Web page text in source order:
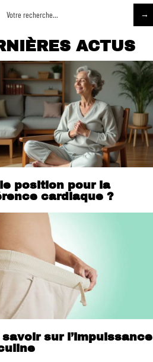
ACTUS
position pour la
cardiaque ?
sur l’impuissance